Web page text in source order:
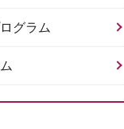
グラム